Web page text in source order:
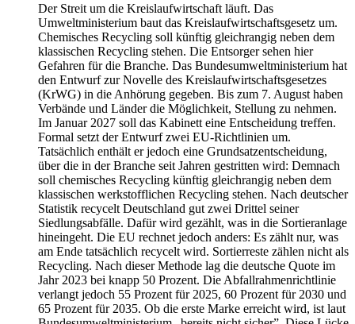
Der Streit um die Kreislaufwirtschaft läuft. Das
Umweltministerium baut das Kreislaufwirtschaftsgesetz um.
Chemisches Recycling soll künftig gleichrangig neben dem
klassischen Recycling stehen. Die Entsorger sehen hier
Gefahren für die Branche. Das Bundesumweltministerium hat
den Entwurf zur Novelle des Kreislaufwirtschaftsgesetzes
(KrWG) in die Anhörung gegeben. Bis zum 7. August haben
Verbände und Länder die Möglichkeit, Stellung zu nehmen.
Im Januar 2027 soll das Kabinett eine Entscheidung treffen.
Formal setzt der Entwurf zwei EU-Richtlinien um.
Tatsächlich enthält er jedoch eine Grundsatzentscheidung,
über die in der Branche seit Jahren gestritten wird: Demnach
soll chemisches Recycling künftig gleichrangig neben dem
klassischen werkstofflichen Recycling stehen. Nach deutscher
Statistik recycelt Deutschland gut zwei Drittel seiner
Siedlungsabfälle. Dafür wird gezählt, was in die Sortieranlage
hineingeht. Die EU rechnet jedoch anders: Es zählt nur, was
am Ende tatsächlich recycelt wird. Sortierreste zählen nicht als
Recycling. Nach dieser Methode lag die deutsche Quote im
Jahr 2023 bei knapp 50 Prozent. Die Abfallrahmenrichtlinie
verlangt jedoch 55 Prozent für 2025, 60 Prozent für 2030 und
65 Prozent für 2035. Ob die erste Marke erreicht wird, ist laut